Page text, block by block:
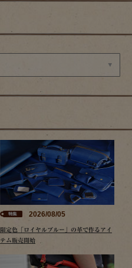
2026/08/05
限定色「ロイヤルブルー」の革で作るアイ
テム販売開始